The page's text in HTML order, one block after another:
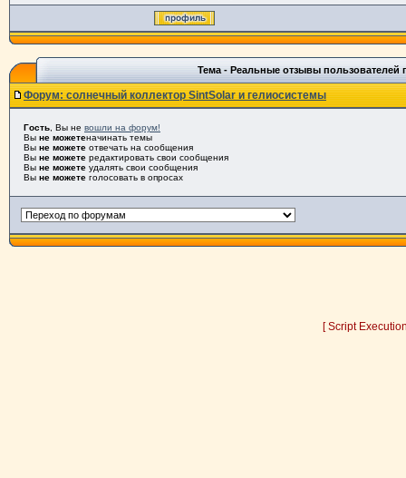
Тема - Реальные отзывы пользователей
Форум: солнечный коллектор SintSolar и гелиосистемы
Гость , Вы не вошли на форум!
Вы не можетеначинать темы
Вы не можете отвечать на сообщения
Вы не можете редактировать свои сообщения
Вы не можете удалять свои сообщения
Вы не можете голосовать в опросах
[ Script